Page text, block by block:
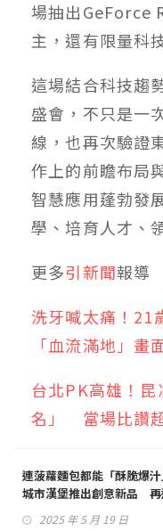
場抽出GeForce
主，還有限量科
這場結合科技趨
盛會，不只是一
線，也再次驗證
作上的前瞻布局
智慧應用蓬勃發
學、培育人才、
更多引新聞報導
洗牙喊太痛！
「血流滿地」畫
台北PK高雄！
名」 當場比讚
連菠蘿麵包都能「酥脆爆汁
城市漢堡推出創意新品
氣爆餡泡芙
2025 年 5 月 19 日